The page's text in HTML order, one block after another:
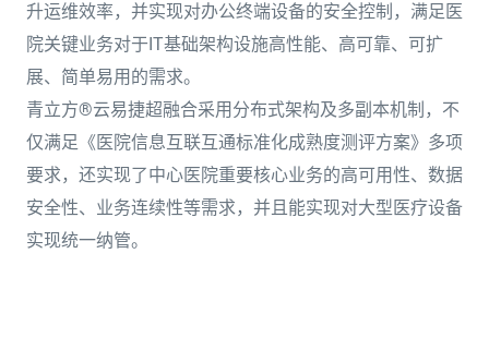
升运维效率，并实现对办公终端设备的安全控制，满足医
院关键业务对于IT基础架构设施高性能、高可靠、可扩
展、简单易用的需求。
青立方®云易捷超融合采用分布式架构及多副本机制，不
仅满足《医院信息互联互通标准化成熟度测评方案》多项
要求，还实现了中心医院重要核心业务的高可用性、数据
安全性、业务连续性等需求，并且能实现对大型医疗设备
实现统一纳管。